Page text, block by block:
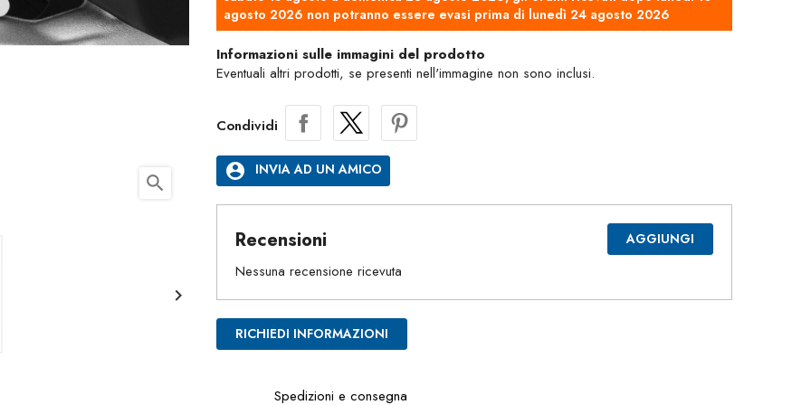
search

agosto 2026 non potranno essere evasi prima di lunedì 24 agosto 2026
Informazioni sulle immagini del prodotto
Eventuali altri prodotti, se presenti nell'immagine non sono inclusi.
Condividi
account_circle INVIA AD UN AMICO
Recensioni AGGIUNGI
Nessuna recensione ricevuta
RICHIEDI INFORMAZIONI
Spedizioni e consegna